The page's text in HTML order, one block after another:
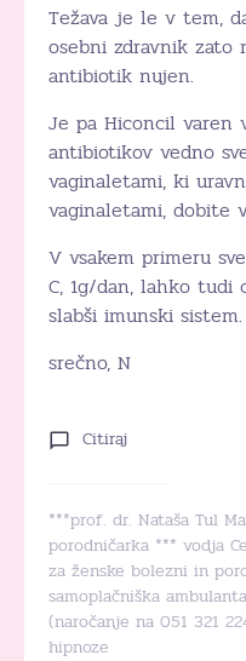
Težava je le v tem,
osebni zdravnik zato
antibiotik nujen.
Je pa Hiconcil varen
antibiotikov vedno
vaginaletami, ki
vaginaletami, dobite
V vsakem primeru
C, 1g/dan, lahko tudi
slabši imunski sistem.
srečno, N
Citiraj
***prof. dr. Nataša Tul
porodničarka *** vodja
za ženske bolezni in
samoplačniška
(naročanje na 051 321
hipnoze